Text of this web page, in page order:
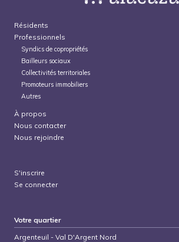
Résidents
Professionnels
Syndics de copropriétés
Bailleurs sociaux
Collectivités territoriales
Promoteurs immobiliers
Autres
À propos
Nous contacter
Nous rejoindre
S'inscrire
Se connecter
Votre quartier
Argenteuil -Val D'Argent Nord